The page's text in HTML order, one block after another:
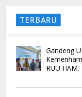
TERBARU
Gandeng
RUU HAM.